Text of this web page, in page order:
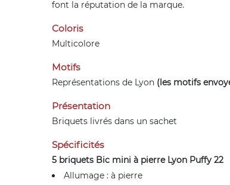
font la réputation de la marque.
Coloris
Multicolore
Motifs
Représentations de Lyon (les motifs
Présentation
Briquets livrés dans un sachet
Spécificités
5 briquets Bic mini à pierre Lyon Puffy 22
Allumage : à pierre